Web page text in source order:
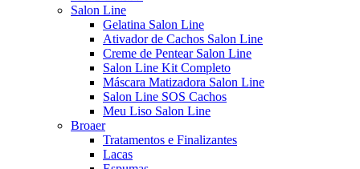
Salon Line
Gelatina Salon Line
Ativador de Cachos Salon Line
Creme de Pentear Salon Line
Salon Line Kit Completo
Máscara Matizadora Salon Line
Salon Line SOS Cachos
Meu Liso Salon Line
Broaer
Tratamentos e Finalizantes
Lacas